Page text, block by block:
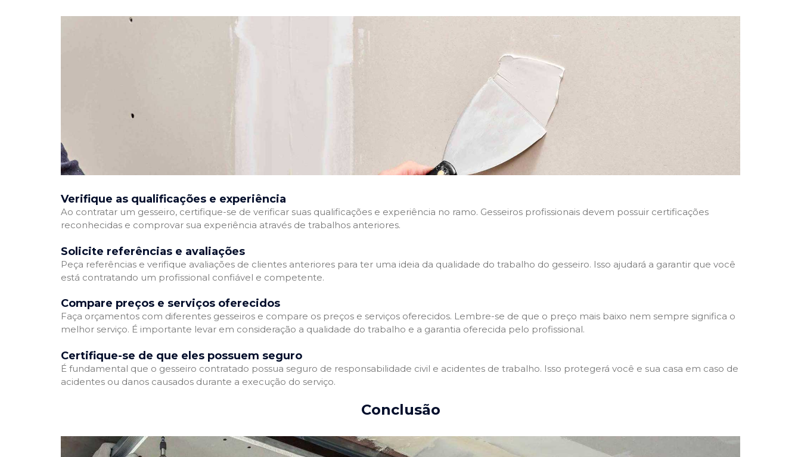
Verifique as qualificações e experiência
Ao contratar um gesseiro, certifique-se de verificar suas qualificações e experiência no ramo. Gesseiros profissionais devem possuir certificações
reconhecidas e comprovar sua experiência através de trabalhos anteriores.
Solicite referências e avaliações
Peça referências e verifique avaliações de clientes anteriores para ter uma ideia da qualidade do trabalho do gesseiro. Isso ajudará a garantir que você
está contratando um profissional confiável e competente.
Compare preços e serviços oferecidos
Faça orçamentos com diferentes gesseiros e compare os preços e serviços oferecidos. Lembre-se de que o preço mais baixo nem sempre significa o
melhor serviço. É importante levar em consideração a qualidade do trabalho e a garantia oferecida pelo profissional.
Certifique-se de que eles possuem seguro
É fundamental que o gesseiro contratado possua seguro de responsabilidade civil e acidentes de trabalho. Isso protegerá você e sua casa em caso de
acidentes ou danos causados durante a execução do serviço.
Conclusão